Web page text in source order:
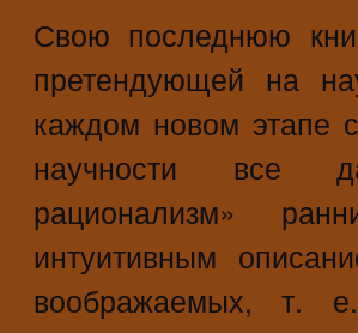
Свою последнюю
претендующей на
каждом новом этапе
научности все
рационализм»
интуитивным
воображаемых, т. е.